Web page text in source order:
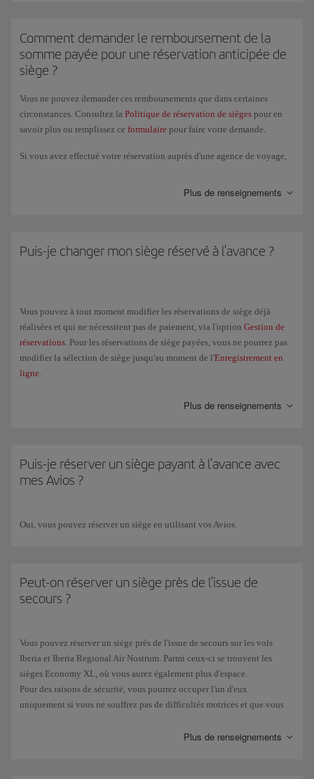
Comment demander le remboursement de la
somme payée pour une réservation anticipée de
siège ?
Vous ne pouvez demander ces remboursements que dans certaines
circonstances. Consultez la Politique de réservation de sièges pour en
savoir plus ou remplissez ce formulaire pour faire votre demande.
Si vous avez effectué votre réservation auprès d'une agence de voyage,
vente, et ne pourrez pas les réaliser dans les aéroports ou à bord des
de paiement avec lequel vous avez payé la réservation de siège
Plus de renseignements
Puis-je changer mon siège réservé à l'avance ?
Vous pouvez à tout moment modifier les réservations de siège déjà
réalisées et qui ne nécessitent pas de paiement, via l'option Gestion de
réservations. Pour les réservations de siège payées, vous ne pourrez pas
modifier la sélection de siège jusqu'au moment de l'Enregistrement en
ligne.
Si les conditions du tarif de votre billet aérien vous permettent
pas disponible ou si vous changez pour un siège au prix inférieur, la
somme supplémentaire payée ne sera pas remboursée. Si le prix du siège
sont disponibles que dans certaines circonstances. Consultez la page de
Plus de renseignements
Puis-je réserver un siège payant à l'avance avec
mes Avios ?
Oui, vous pouvez réserver un siège en utilisant vos Avios.
Peut-on réserver un siège près de l'issue de
secours ?
Vous pouvez réserver un siège près de l'issue de secours sur les vols
Iberia et Iberia Regional Air Nostrum. Parmi ceux-ci se trouvent les
sièges Economy XL, où vous aurez également plus d'espace.
Pour des raisons de sécurité, vous pourrez occuper l'un d'eux
uniquement si vous ne souffrez pas de difficultés motrices et que vous
Plus de renseignements